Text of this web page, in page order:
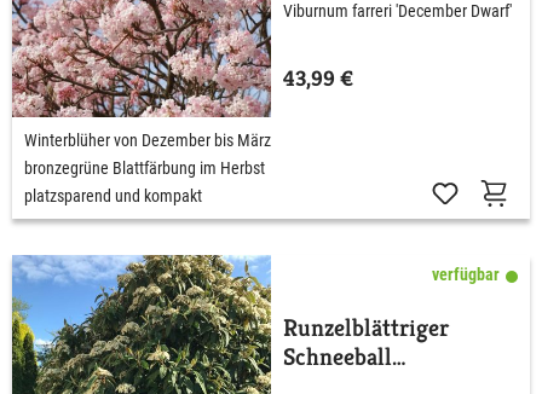
Viburnum farreri 'December Dwarf'
43,99 €
Winterblüher von Dezember bis März
bronzegrüne Blattfärbung im Herbst
platzsparend und kompakt
verfügbar
Runzelblättriger
Schneeball